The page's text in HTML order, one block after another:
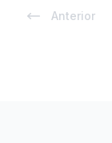
Anterior